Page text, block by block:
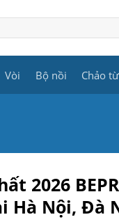
Vòi Bộ nồi Chảo từ
2026
Hà Nội, Đà